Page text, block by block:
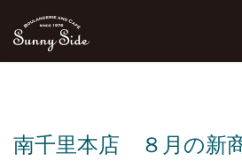
南千里本店 ８月の新